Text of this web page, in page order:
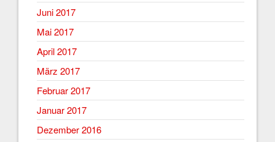
Juni 2017
Mai 2017
April 2017
März 2017
Februar 2017
Januar 2017
Dezember 2016